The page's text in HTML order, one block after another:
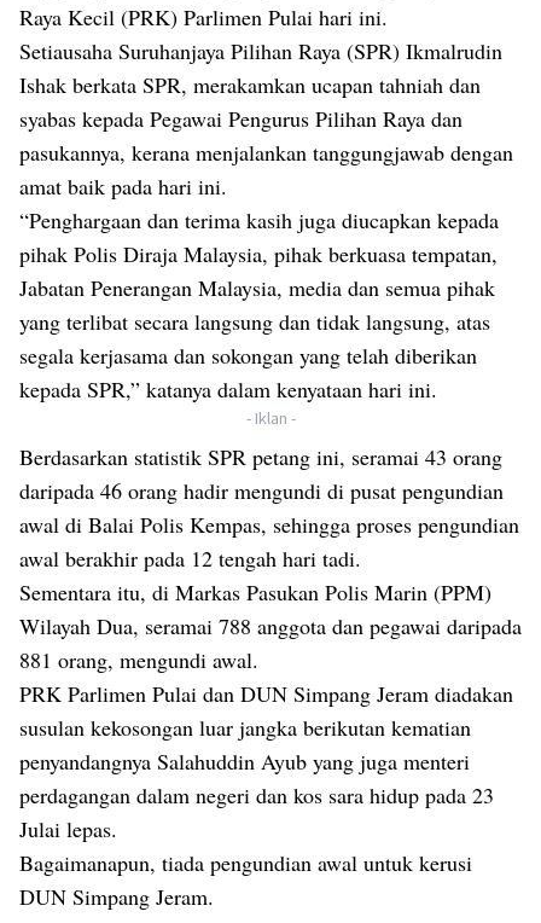
Raya Kecil (PRK) Parlimen Pulai hari ini.
Setiausaha Suruhanjaya Pilihan Raya (SPR) Ikmalrudin
Ishak berkata SPR, merakamkan ucapan tahniah dan
syabas kepada Pegawai Pengurus Pilihan Raya dan
pasukannya, kerana menjalankan tanggungjawab dengan
amat baik pada hari ini.
“Penghargaan dan terima kasih juga diucapkan kepada
pihak Polis Diraja Malaysia, pihak berkuasa tempatan,
Jabatan Penerangan Malaysia, media dan semua pihak
yang terlibat secara langsung dan tidak langsung, atas
segala kerjasama dan sokongan yang telah diberikan
kepada SPR,” katanya dalam kenyataan hari ini.
- Iklan -
Berdasarkan statistik SPR petang ini, seramai 43 orang
daripada 46 orang hadir mengundi di pusat pengundian
awal di Balai Polis Kempas, sehingga proses pengundian
awal berakhir pada 12 tengah hari tadi.
Sementara itu, di Markas Pasukan Polis Marin (PPM)
Wilayah Dua, seramai 788 anggota dan pegawai daripada
881 orang, mengundi awal.
PRK Parlimen Pulai dan DUN Simpang Jeram diadakan
susulan kekosongan luar jangka berikutan kematian
penyandangnya Salahuddin Ayub yang juga menteri
perdagangan dalam negeri dan kos sara hidup pada 23
Julai lepas.
Bagaimanapun, tiada pengundian awal untuk kerusi
DUN Simpang Jeram.